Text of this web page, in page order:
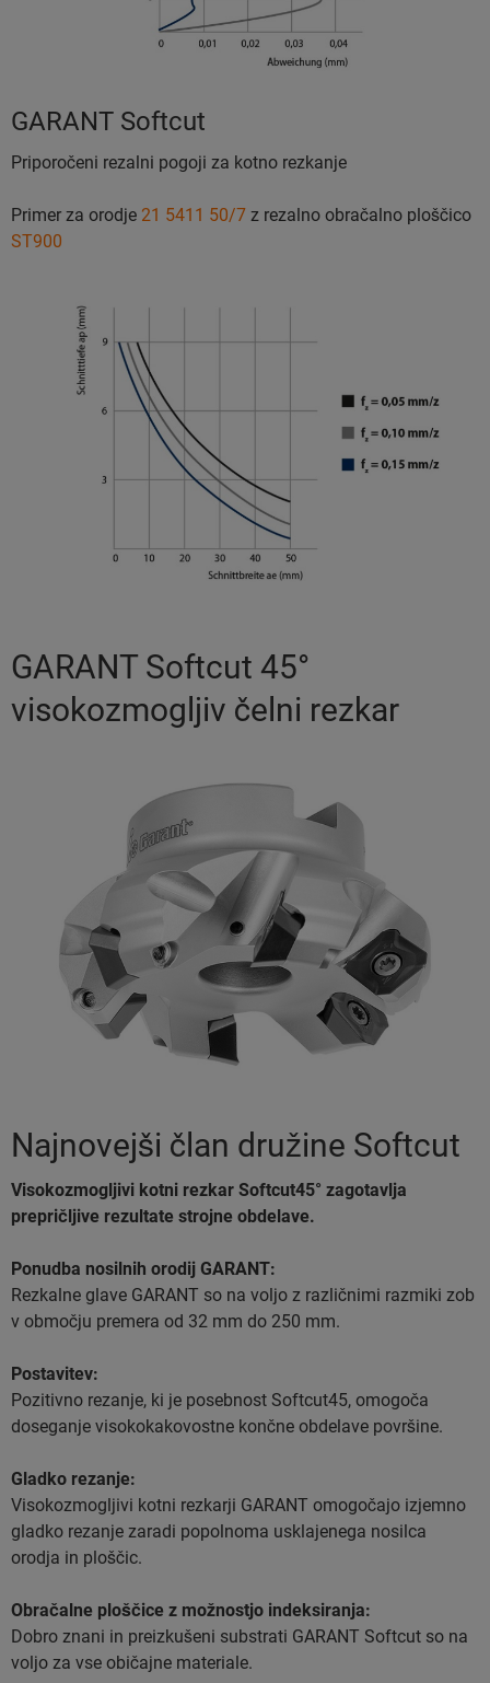
GARANT Softcut
Priporočeni rezalni pogoji za kotno rezkanje
Primer za orodje 21 5411 50/7 z rezalno obračalno ploščico
ST900
GARANT Softcut 45°
visokozmogljiv čelni rezkar
Najnovejši član družine Softcut
Visokozmogljivi kotni rezkar Softcut45° zagotavlja
prepričljive rezultate strojne obdelave.
Ponudba nosilnih orodij GARANT:
Rezkalne glave GARANT so na voljo z različnimi razmiki zob
v območju premera od 32 mm do 250 mm.
Postavitev:
Pozitivno rezanje, ki je posebnost Softcut45, omogoča
doseganje visokokakovostne končne obdelave površine.
Gladko rezanje:
Visokozmogljivi kotni rezkarji GARANT omogočajo izjemno
gladko rezanje zaradi popolnoma usklajenega nosilca
orodja in ploščic.
Obračalne ploščice z možnostjo indeksiranja:
Dobro znani in preizkušeni substrati GARANT Softcut so na
voljo za vse običajne materiale.